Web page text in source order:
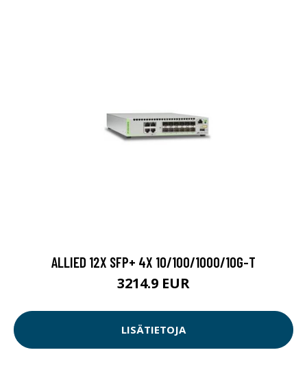
ALLIED 12X SFP+ 4X 10/100/1000/10G-T
3214.9 EUR
LISÄTIETOJA